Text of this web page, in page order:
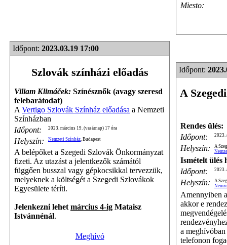
Miesto:
Időpont: 2023.03.19 17:00
Szlovák színházi előadás
Viliam Klimáček: Színésznők (avagy szeresd
felebarátodat)
A Vertigo Szlovák Színház előadása a Nemzeti
Színházban
Időpont:
2023. március 19. (vasárnap) 17 óra
Helyszín: Nemzeti Színház, Budapest
A belépőket a Szegedi Szlovák Önkormányzat
fizeti. Az utazást a jelentkezők számától
függően busszal vagy gépkocsikkal tervezzük,
melyeknek a költségét a Szegedi Szlovákok
Egyesülete téríti.
Jelenkezni lehet március 4-ig Mataisz
Istvánnénál.
Meghívó
Időpont:
A
Rendes ülés:
Időpont:
2023.
Helyszín:
A
Ismételt ülés
Időpont:
2023.
Helyszín:
A
Amennyiben
akkor e
a
telefonon